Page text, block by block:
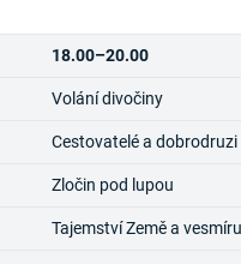
18.00–20.00
Volání divočiny
Cestovatelé a dobrodruzi
Zločin pod lupou
Tajemství Země a vesmíru